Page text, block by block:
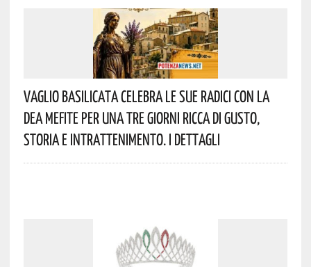
Vaglio Basilicata Celebra Le Sue Radici Con La
Dea Mefite Per Una Tre Giorni Ricca Di Gusto,
Storia E Intrattenimento. I Dettagli